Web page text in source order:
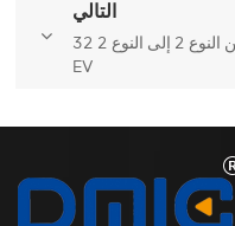
التالي
شاحن السيارة الكهربائية من النوع 2 إلى النوع 2 32A كابل شحن
EV